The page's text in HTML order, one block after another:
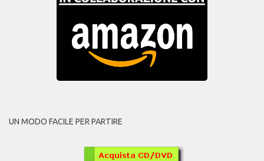
UN MODO FACILE PER PARTIRE